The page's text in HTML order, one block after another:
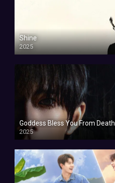
Shine
2025
Goddess Bless You From Death
2025